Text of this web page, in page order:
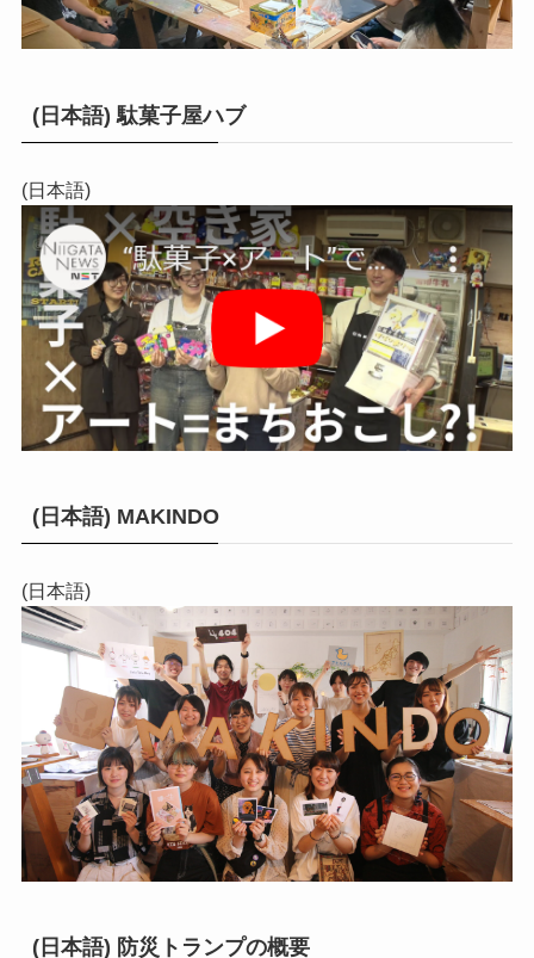
(日本語) 駄菓子屋ハブ
(日本語)
(日本語) MAKINDO
(日本語)
(日本語) 防災トランプの概要